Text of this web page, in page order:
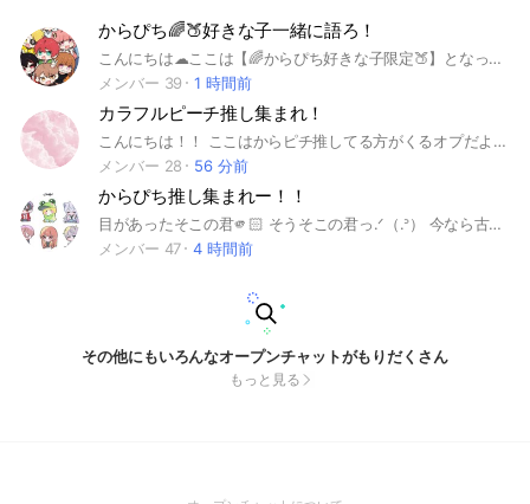
からぴち🌈🍑好きな子一緒に語ろ！
こんにちは☁ここは【🌈からぴち好きな子限定🍑】となってますm(_ _)m ーーー🌈ーーーーーーーーー🍑ーーー たとえ、「話すのが苦手…」 「からぴち好きだけど推し居ない、」 「弱オタだけど大丈夫かな、」 など不安な時もあるかもしれません🤔 それでも全然大丈夫です🙆‍♀️ 自分が安心して語れる場所を目指しています！(๑•̀ㅂ•́)و✧ 楽しく、気楽に入ってみて下さいね✨️ #からぴち
メンバー 39
1 時間前
カラフルピーチ推し集まれ！
こんにちは！！ ここはからピチ推してる方がくるオプだよ！🍑誰推しでもOK！大歓迎です！ ルールはまーーーじで緩いよ！例えば他界隈とか？❌即抜けも❌荒らしはもちろん❌ 例えばだけどこんな感じ！もうちょいあるからそれは中で聞いて欲しいな！ 今なら古参ちゃんになれちゃう！ ほんとに誰でもいいから来て欲しいな！🙏 #からピチ#カラフルピーチ#のあ#じゃぱぱ#たっつん#ゆあんくん#シヴァ#うり#えと#ヒロ#もふ#なおきり#るな#どぬく
メンバー 28
56 分前
からぴち推し集まれー！！
目があったそこの君🫵🏻 そうそこの君っ.ᐟ（.ᐣ） 今なら古参だよ.ᐟ ここのオプすごく楽しいので説明だけ でもいいから見てきませんか.ᐣ ここは名前の通り🌈🍑ｻﾏ推し（ ぴち りす ) が集まるオプです.ᐟ.ᐟ 荒らし彡 （ さん ） は入ってこないでねっ 雑談やライトで歌枠、からぴちの話 とかしたりしてみんなと仲良くした いなと思ってます.ᐟ.ᐟ 他にも困っていたことや、恋愛相談 なども乗ったりしてます.ᐟ.ᐟ.ᐟ 相談乗って欲しい人とかいればぜひ ぜひ相談乗りますっ.ᐟ ※抜けた人のノートは削除させていた だきます.ᐟ 😖 ※初期アイコン禁止なので初期アイコ ンは避けて欲しいです.ᐟ オプ初心者でも大歓迎です.ᐟ.ᐟ ぜひ入ってきてねっ🙌🏻 みんなが中で待ってまーす.ᐟ.ᐟ.ᐟ あれまだ見てくれてるの、.ᐟ.ᐣ ここまで見てくれたなら下の緑のボタ ンぽちっと押しちゃお.ᐟ.ᐟ.ᐟ.ᐟ 10人達成 ／ 2025年10月8日 20人達成 ／ 2025年10月30日 30人達成 ／ 2025年12月3日 40人達成 ／ 2026年1月11日 50人達成 ／ 🗝️ 60人達成 ／ 🗝️ 70人達成 ／ 🗝️ 80人達成 ／ 🗝️ 90人達成 ／ 🗝️ 100人達成 ／ 🗝️ たぐ 🏷️ #ぴちりす #🍑🐿️ #からふるぴーち #からぴち #リスナー #じゃぱぱさん #じゃっぴ #のあさん #のあちゃん #たっつんさん #ゆあんくん #シヴァさん #ばっくん #どぬくさん #どぬ #うりさん #うりくん #うりりん #えとさん #えとちゃん #ひろさん #ひろくん #なおきりさん #なお兄 #もふさん #もふくん #るなさん #るなちゃん #らいと #らいとく #ライブトーク #恋バナ #雑談 #ゆるゆる #推し活 #オタク #かわぼ #カワボ #いけぼ #イケボ #友達欲しい #誰でも歓迎 #初期アイコン禁止 #今なら古参
メンバー 47
4 時間前
その他にもいろんなオープンチャットがもりだくさん
もっと見る